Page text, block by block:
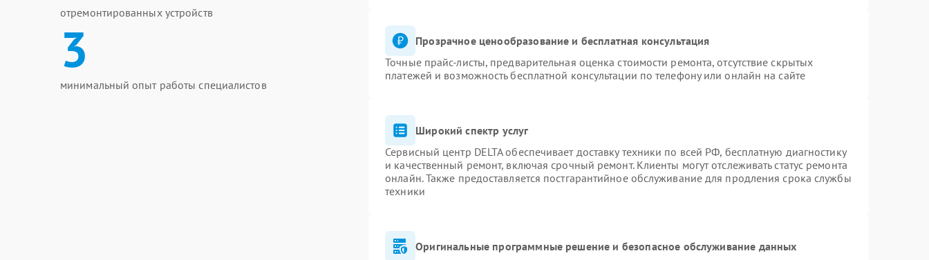
отремонтированных устройств
3
минимальный опыт работы специалистов
Прозрачное ценообразование и бесплатная консультация
Точные прайс-листы, предварительная оценка стоимости ремонта, отсутствие скрытых
платежей и возможность бесплатной консультации по телефону или онлайн на сайте
Широкий спектр услуг
Сервисный центр DELTA обеспечивает доставку техники по всей РФ, бесплатную диагностику
и качественный ремонт, включая срочный ремонт. Клиенты могут отслеживать статус ремонта
онлайн. Также предоставляется постгарантийное обслуживание для продления срока службы
техники
Оригинальные программные решение и безопасное обслуживание данных